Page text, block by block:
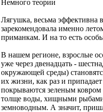
Немного теории
Лягушка, весьма эффективна
зарекомендовала именно
приманкам. И на то есть
В нашем регионе, взрослые
уже через двенадцать -
окружающей среды)
их жизни, как раз и
покрываются зеленым
толще воды, хищными рыбами
земноводным. А значит,